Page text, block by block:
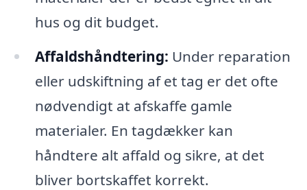
hus og dit budget.
Affaldshåndtering: Under reparation
eller udskiftning af et tag er det ofte
nødvendigt at afskaffe gamle
materialer. En tagdækker kan
håndtere alt affald og sikre, at det
bliver bortskaffet korrekt.